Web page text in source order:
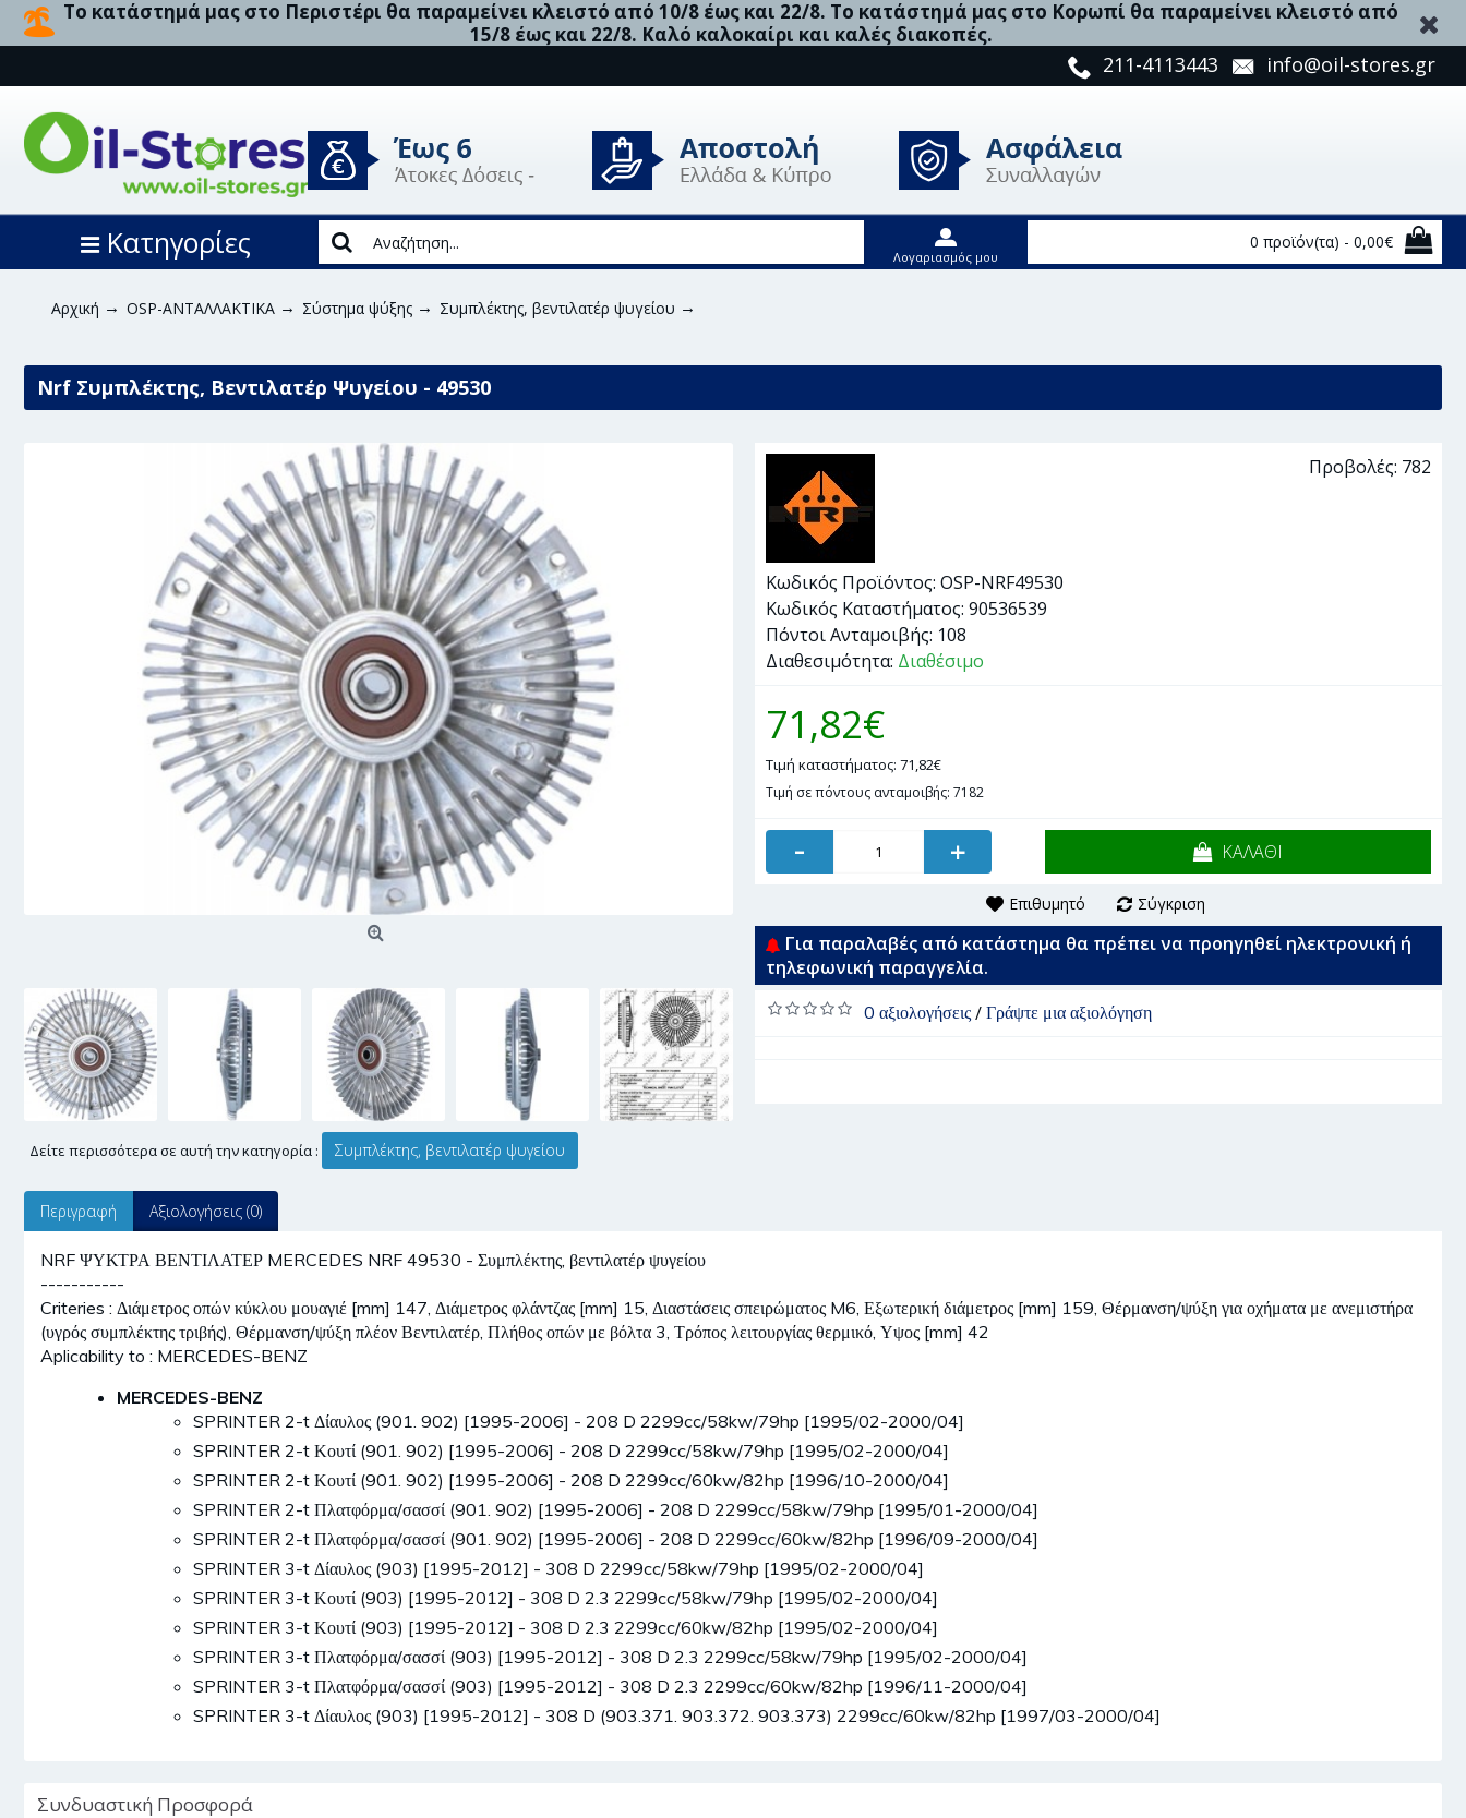
Το κατάστημά μας στο Περιστέρι θα παραμείνει κλειστό από 10/8 έως και 22/8. Το κατάστημά μας στο Κορωπί θα παραμείνει κλειστό από
15/8 έως και 22/8. Καλό καλοκαίρι και καλές διακοπές.
211-4113443 info@oil-stores.gr
Κατηγορίες Λογαριασμός μου
0 προϊόν(τα) - 0,00€
Αρχική OSP-ΑΝΤΑΛΛΑΚΤΙΚΑ Σύστημα ψύξης Συμπλέκτης, βεντιλατέρ ψυγείου
Nrf Συμπλέκτης, Βεντιλατέρ Ψυγείου - 49530
Δείτε περισσότερα σε αυτή την κατηγορία : Συμπλέκτης, βεντιλατέρ ψυγείου
Προβολές: 782
Κωδικός Προϊόντος: OSP-NRF49530
Κωδικός Καταστήματος: 90536539
Πόντοι Ανταμοιβής: 108
Διαθεσιμότητα: Διαθέσιμο
71,82€
Τιμή καταστήματος: 71,82€
Τιμή σε πόντους ανταμοιβής: 7182
- + ΚΑΛΑΘΙ
Επιθυμητό Σύγκριση
Για παραλαβές από κατάστημα θα πρέπει να προηγηθεί ηλεκτρονική ή
τηλεφωνική παραγγελία.
0 αξιολογήσεις/ Γράψτε μια αξιολόγηση
Περιγραφή Αξιολογήσεις (0)
NRF ΨΥΚΤΡΑ ΒΕΝΤΙΛΑΤΕΡ MERCEDES NRF 49530 - Συμπλέκτης, βεντιλατέρ ψυγείου
-----------
Criteries : Διάμετρος οπών κύκλου μουαγιέ [mm] 147, Διάμετρος φλάντζας [mm] 15, Διαστάσεις σπειρώματος M6, Εξωτερική διάμετρος [mm] 159, Θέρμανση/ψύξη για οχήματα με ανεμιστήρα
(υγρός συμπλέκτης τριβής), Θέρμανση/ψύξη πλέον Βεντιλατέρ, Πλήθος οπών με βόλτα 3, Τρόπος λειτουργίας θερμικό, Υψος [mm] 42
Aplicability to : MERCEDES-BENZ
MERCEDES-BENZ
SPRINTER 2-t Δίαυλος (901. 902) [1995-2006] - 208 D 2299cc/58kw/79hp [1995/02-2000/04]
SPRINTER 2-t Κουτί (901. 902) [1995-2006] - 208 D 2299cc/58kw/79hp [1995/02-2000/04]
SPRINTER 2-t Κουτί (901. 902) [1995-2006] - 208 D 2299cc/60kw/82hp [1996/10-2000/04]
SPRINTER 2-t Πλατφόρμα/σασσί (901. 902) [1995-2006] - 208 D 2299cc/58kw/79hp [1995/01-2000/04]
SPRINTER 2-t Πλατφόρμα/σασσί (901. 902) [1995-2006] - 208 D 2299cc/60kw/82hp [1996/09-2000/04]
SPRINTER 3-t Δίαυλος (903) [1995-2012] - 308 D 2299cc/58kw/79hp [1995/02-2000/04]
SPRINTER 3-t Κουτί (903) [1995-2012] - 308 D 2.3 2299cc/58kw/79hp [1995/02-2000/04]
SPRINTER 3-t Κουτί (903) [1995-2012] - 308 D 2.3 2299cc/60kw/82hp [1995/02-2000/04]
SPRINTER 3-t Πλατφόρμα/σασσί (903) [1995-2012] - 308 D 2.3 2299cc/58kw/79hp [1995/02-2000/04]
SPRINTER 3-t Πλατφόρμα/σασσί (903) [1995-2012] - 308 D 2.3 2299cc/60kw/82hp [1996/11-2000/04]
SPRINTER 3-t Δίαυλος (903) [1995-2012] - 308 D (903.371. 903.372. 903.373) 2299cc/60kw/82hp [1997/03-2000/04]
Συνδυαστική Προσφορά